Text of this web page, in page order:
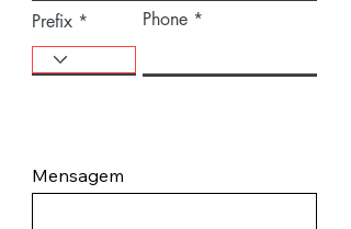
Prefix Phone
Mensagem